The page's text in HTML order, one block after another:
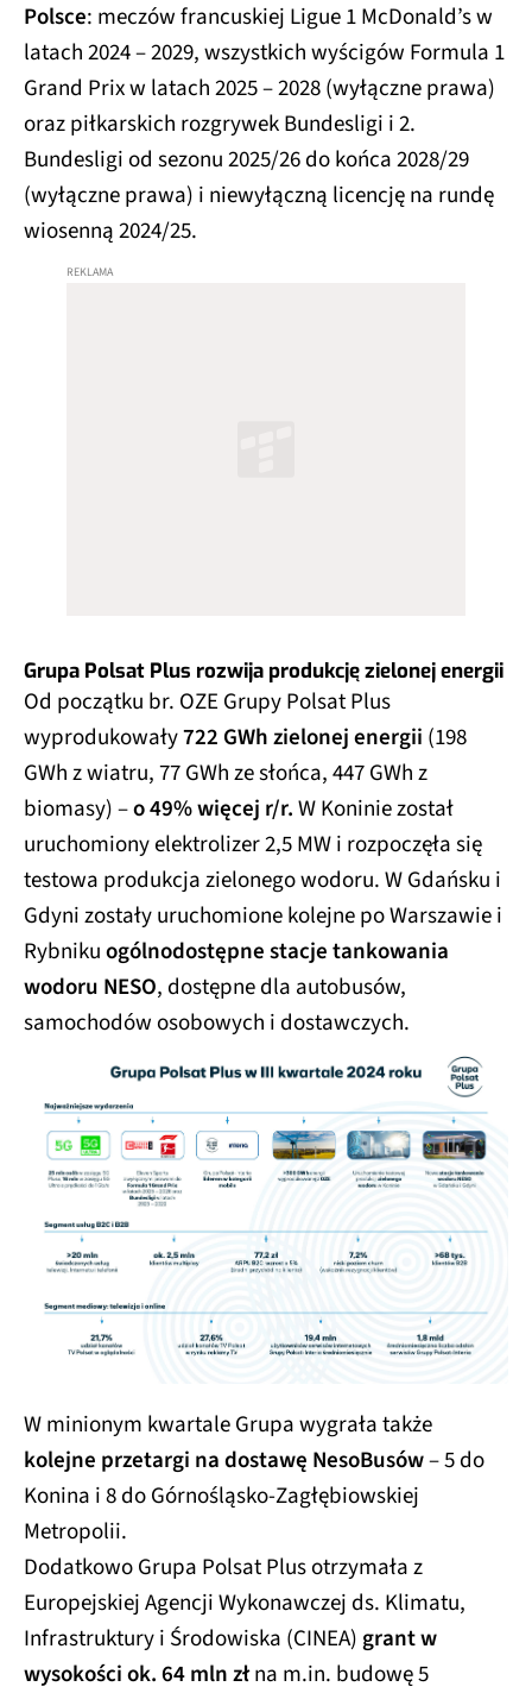
Polsce: meczów francuskiej Ligue 1 McDonald’s w
latach 2024 – 2029, wszystkich wyścigów Formula 1
Grand Prix w latach 2025 – 2028 (wyłączne prawa)
oraz piłkarskich rozgrywek Bundesligi i 2.
Bundesligi od sezonu 2025/26 do końca 2028/29
(wyłączne prawa) i niewyłączną licencję na rundę
wiosenną 2024/25.
Grupa Polsat Plus rozwija produkcję zielonej energii
Od początku br. OZE Grupy Polsat Plus
wyprodukowały722 GWh zielonej energii (198
GWh z wiatru, 77 GWh ze słońca, 447 GWh z
biomasy) –o 49% więcej r/r.W Koninie został
uruchomiony elektrolizer 2,5 MW i rozpoczęła się
testowa produkcja zielonego wodoru. W Gdańsku i
Gdyni zostały uruchomione kolejne po Warszawie i
Rybnikuogólnodostępne stacje tankowania
wodoru NESO, dostępne dla autobusów,
samochodów osobowych i dostawczych.
W minionym kwartale Grupa wygrała także
kolejne przetargi na dostawę NesoBusów– 5 do
Konina i 8 do Górnośląsko-Zagłębiowskiej
Metropolii.
Dodatkowo Grupa Polsat Plus otrzymała z
Europejskiej Agencji Wykonawczej ds. Klimatu,
Infrastruktury i Środowiska (CINEA)grant w
wysokości ok. 64 mln złna m.in. budowę 5